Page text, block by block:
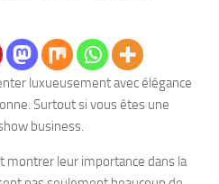
luxueusement avec élégance
Surtout si vous êtes une
business.
montrer leur importance dans la